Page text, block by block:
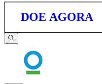
DOE AGORA